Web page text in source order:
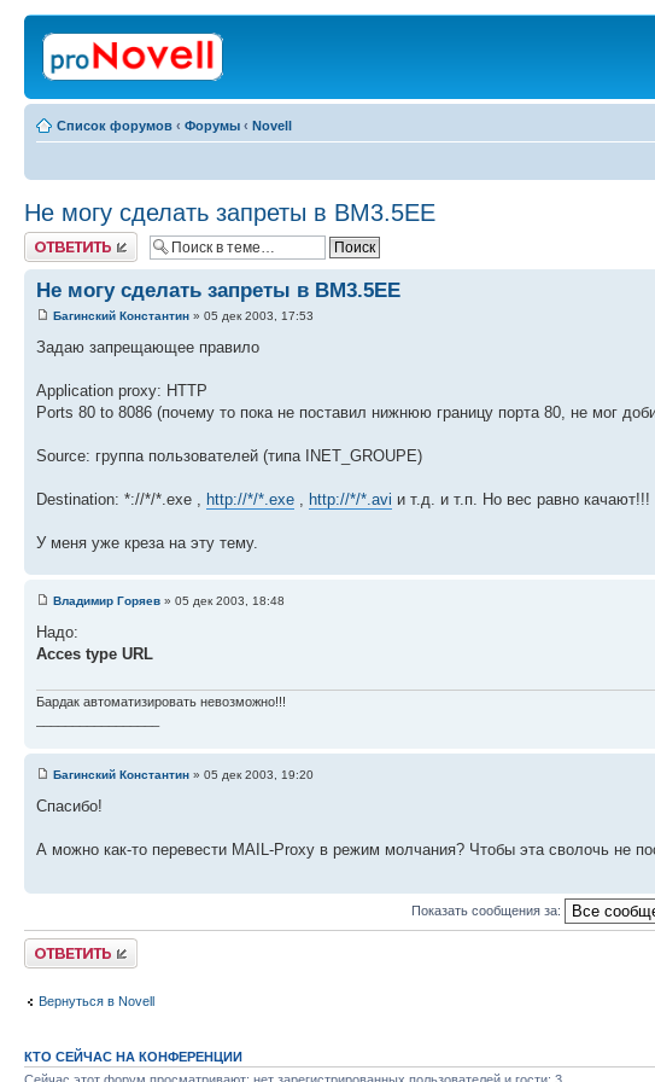
Список форумов ‹ Форумы ‹ Novell
Не могу сделать запреты в BM3.5EE
Ответить
Не могу сделать запреты в BM3.5EE
Багинский Константин » 05 дек 2003, 17:53
Задаю запрещающее правило
Application proxy: HTTP
Ports 80 to 8086 (почему то пока не поставил нижнюю границу порта 80, не мог
Source: группа пользователей (типа INET_GROUPE)
Destination: *://*/*.exe , http://*/*.exe , http://*/*.avi и т.д. и т.п. Но вес равно качают!!!
У меня уже креза на эту тему.
Владимир Горяев » 05 дек 2003, 18:48
Надо:
Acces type URL
Бардак автоматизировать невозможно!!!
Багинский Константин » 05 дек 2003, 19:20
Спасибо!
А можно как-то перевести MAIL-Proxy в режим молчания? Чтобы эта сволочь не
Показать сообщения за:
Ответить
Вернуться в Novell
КТО СЕЙЧАС НА КОНФЕРЕНЦИИ